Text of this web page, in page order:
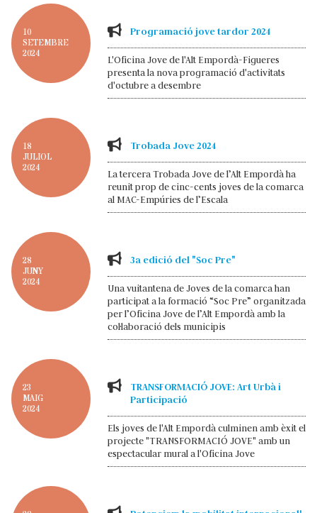
10
SETEMBRE
2024
Programació jove tardor 2024
L'Oficina Jove de l'Alt Empordà-Figueres
presenta la nova programació d'activitats
d'octubre a desembre
18
JULIOL
2024
Trobada Jove 2024
La tercera Trobada Jove de l’Alt Empordà ha
reunit prop de cinc-cents joves de la comarca
al MAC-Empúries de l’Escala
28
JUNY
2024
3a edició del "Soc Pre"
Una vuitantena de Joves de la comarca han
participat a la formació “Soc Pre” organitzada
per l’Oficina Jove de l’Alt Empordà amb la
col·laboració dels municipis
23
MAIG
2024
TRANSFORMACIÓ JOVE: Art Urbà i
Participació
Els joves de l'Alt Empordà culminen amb èxit el
projecte "TRANSFORMACIÓ JOVE" amb un
espectacular mural a l'Oficina Jove